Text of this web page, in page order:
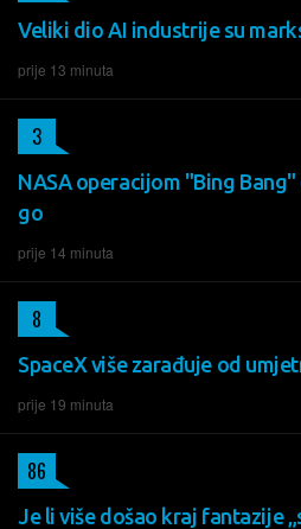
Veliki dio AI industrije su
prije 13 minuta
NASA operacijom "Bing
go
prije 14 minuta
3
SpaceX više zarađuje od
prije 19 minuta
8
Je li više došao kraj fantazije
86